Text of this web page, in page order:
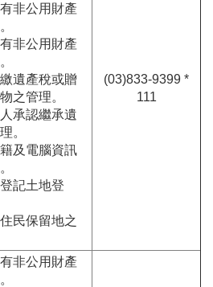
非公用財產
非公用財產
遺產稅或贈
之管理。
承認繼承遺
。
及電腦資訊
記土地登
民保留地之
(03)833-9399 *
111
非公用財產